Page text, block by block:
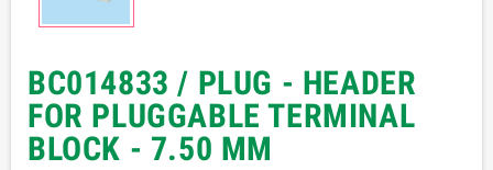
BC014833 / PLUG - HEADER
FOR PLUGGABLE TERMINAL
BLOCK - 7.50 MM